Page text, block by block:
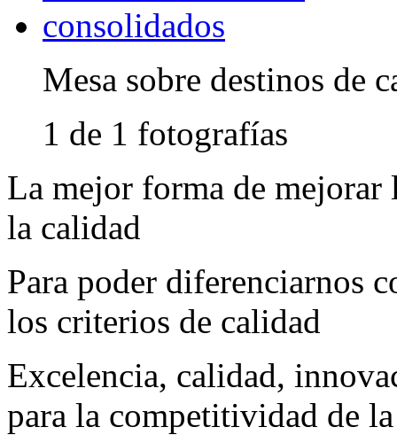
Mesa sobre destinos de
1 de 1 fotografías
La mejor forma de mejorar
la calidad
Para poder diferenciarnos
los criterios de calidad
Excelencia, calidad,
para la competitividad de